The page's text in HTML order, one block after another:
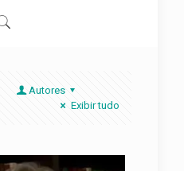
Autores
Exibir tudo